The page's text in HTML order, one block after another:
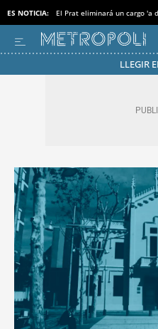
ES NOTICIA: El Prat eliminará un cargo 'a
LLEGIR